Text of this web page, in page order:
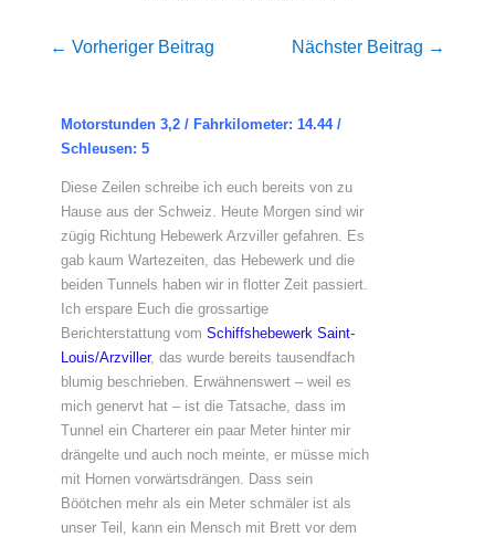
← Vorheriger Beitrag Nächster Beitrag →
Motorstunden 3,2 / Fahrkilometer: 14.44 /
Schleusen: 5
Diese Zeilen schreibe ich euch bereits von zu
Hause aus der Schweiz. Heute Morgen sind wir
zügig Richtung Hebewerk Arzviller gefahren. Es
gab kaum Wartezeiten, das Hebewerk und die
beiden Tunnels haben wir in flotter Zeit passiert.
Ich erspare Euch die grossartige
Berichterstattung vom Schiffshebewerk Saint-
Louis/Arzviller, das wurde bereits tausendfach
blumig beschrieben. Erwähnenswert – weil es
mich genervt hat – ist die Tatsache, dass im
Tunnel ein Charterer ein paar Meter hinter mir
drängelte und auch noch meinte, er müsse mich
mit Hornen vorwärtsdrängen. Dass sein
Böötchen mehr als ein Meter schmäler ist als
unser Teil, kann ein Mensch mit Brett vor dem